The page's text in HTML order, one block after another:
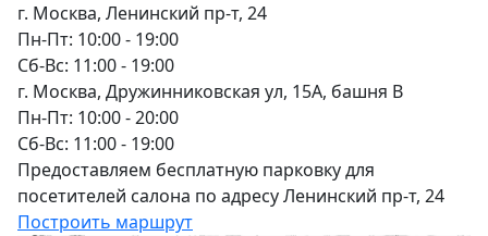
г. Москва, Ленинский пр-т, 24
Пн-Пт: 10:00 - 19:00
Сб-Вс: 11:00 - 19:00
г. Москва, Дружинниковская ул, 15А, башня В
Пн-Пт: 10:00 - 20:00
Сб-Вс: 11:00 - 19:00
Предоставляем бесплатную парковку для
посетителей салона по адресу Ленинский пр-т, 24
Построить маршрут